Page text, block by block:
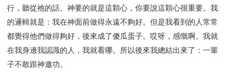
行，聽從祂的話。神要的就是這顆心，你要說這顆心很重要。我
的邏輯就是：我在神面前做得永遠不夠好。但是我看到的人常常
都覺得他們做得夠好，後來成了傻瓜蛋子。哎呀，感慨啊。我就
在我身邊我認識的人，我就看哪。所以後來我總結出來了：一輩
子不敢跟神邀功。